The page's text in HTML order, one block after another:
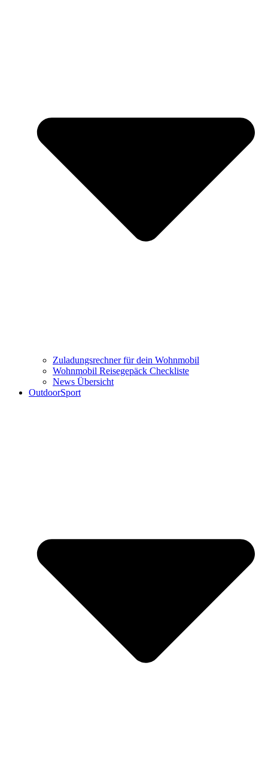
Zuladungsrechner für dein Wohnmobil
Wohnmobil Reisegepäck Checkliste
News Übersicht
OutdoorSport